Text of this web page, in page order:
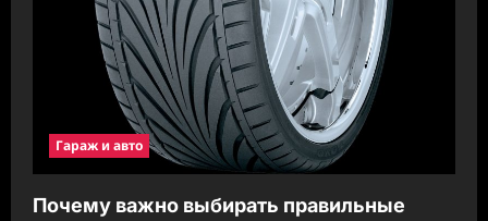
Гараж и авто
Почему важно выбирать правильные